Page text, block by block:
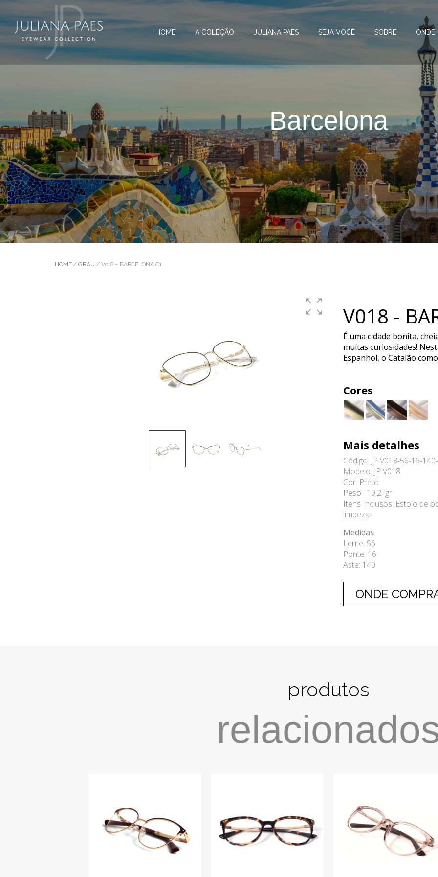
HOME A COLEÇÃO JULIANA PAES SEJA VOCÊ SOBRE ONDE
Barcelona
HOME / GRAU / V018 – BARCELONA C1
V018 -
É uma cidade bonita,
muitas curiosidades!
Espanhol, o Catalão
Cores
Mais detalhes
Código: JP V018-56-16-
Modelo: JP V018
Cor: Preto
Peso: 19,2 gr
Itens Inclusos: Estojo de
limpeza
Medidas
Lente: 56
Ponte: 16
Aste: 140
ONDE
produtos